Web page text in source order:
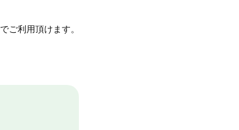
ご利用頂けます。